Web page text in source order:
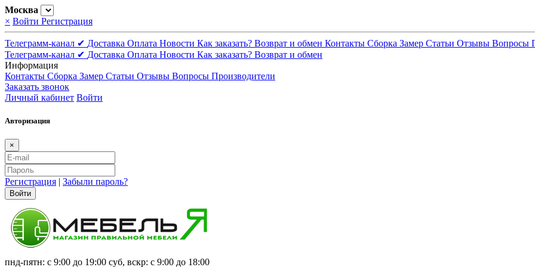
Москва
× Войти Регистрация
Телеграмм-канал ✔ Доставка Оплата Новости Как заказать? Возврат и обмен Контакты Сборка Замер Статьи Отзывы Вопросы
Телеграмм-канал ✔ Доставка Оплата Новости Как заказать? Возврат и обмен
Информация
Контакты Сборка Замер Статьи Отзывы Вопросы Производители
Заказать звонок
Личный кабинет Войти
Авторизация
×
Регистрация | Забыли пароль?
Войти
пнд-пятн: с 9:00 до 19:00 суб, вскр: с 9:00 до 18:00